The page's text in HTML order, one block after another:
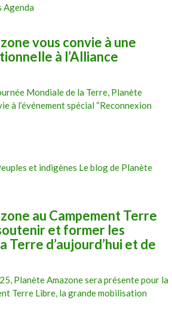
Agenda
vous convie à une
à l’Alliance
Mondiale de la Terre, Planète
à l’événement spécial “Reconnexion
et indigènes Le blog de Planète
au Campement Terre
et former les
Terre d’aujourd’hui et de
Planète Amazone sera présente pour la
Terre Libre, la grande mobilisation